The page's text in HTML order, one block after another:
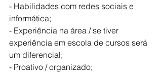
- Habilidades com redes sociais e
informática;
- Experiência na área / se tiver
experiência em escola de cursos será
um diferencial;
- Proativo / organizado;